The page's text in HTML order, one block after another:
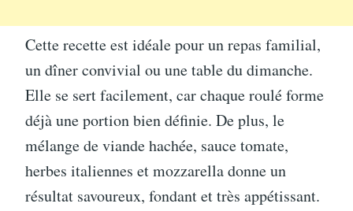
Cette recette est idéale pour un repas familial,
un dîner convivial ou une table du dimanche.
Elle se sert facilement, car chaque roulé forme
déjà une portion bien définie. De plus, le
mélange de viande hachée, sauce tomate,
herbes italiennes et mozzarella donne un
résultat savoureux, fondant et très appétissant.